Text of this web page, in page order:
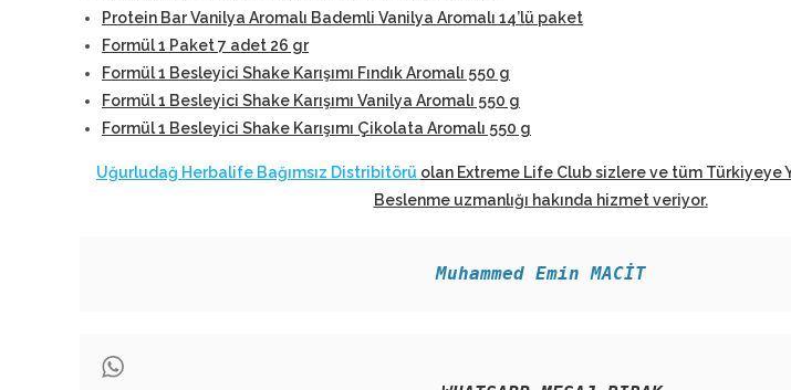
Protein Bar Vanilya Aromalı Bademli Vanilya Aromalı 14’lü paket
Formül 1 Paket 7 adet 26 gr
Formül 1 Besleyici Shake Karışımı Fındık Aromalı 550 g
Formül 1 Besleyici Shake Karışımı Vanilya Aromalı 550 g
Formül 1 Besleyici Shake Karışımı Çikolata Aromalı 550 g
Uğurludağ Herbalife Bağımsız Distribitörü olan Extreme Life Club sizlere ve tüm Türkiyeye
Beslenme uzmanlığı hakında hizmet veriyor.
Muhammed Emin MACİT